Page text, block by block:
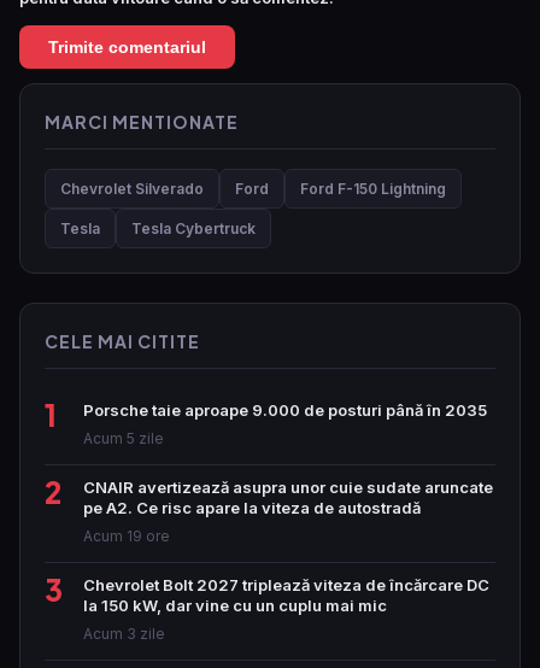
MARCI MENTIONATE
Chevrolet Silverado Ford Ford F-150 Lightning
Tesla Tesla Cybertruck
CELE MAI CITITE
1 Porsche taie aproape 9.000 de posturi până în 2035
Acum 5 zile
2
CNAIR avertizează asupra unor cuie sudate aruncate
pe A2. Ce risc apare la viteza de autostradă
Acum 19 ore
3
Chevrolet Bolt 2027 triplează viteza de încărcare DC
la 150 kW, dar vine cu un cuplu mai mic
Acum 3 zile